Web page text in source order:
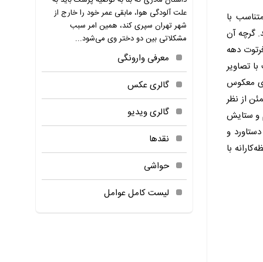
با
گرچه آن
دهه
تصاویر
معکوس
از نظر
و ستایش
و
با
علت آلودگی هوا، مابقی عمر خود را خارج از
شهر تهران سپری کند، همین امر سبب
مشکلاتی بین دو دختر وی می‌شود...
معرفی وارونگی
گالری عکس
گالری ویدیو
نقدها
حواشی
لیست کامل عوامل